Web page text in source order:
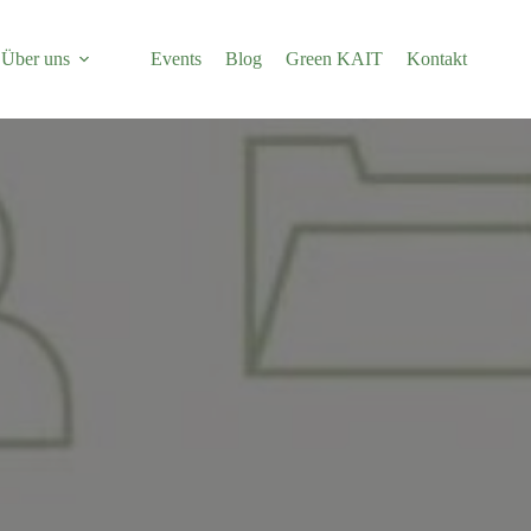
Über uns Events Blog Green KAIT Kontakt